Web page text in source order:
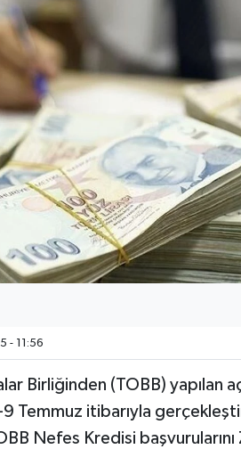
- 11:56
Birliğinden (TOBB) yapılan
Temmuz itibarıyla
Nefes Kredisi başvurularını